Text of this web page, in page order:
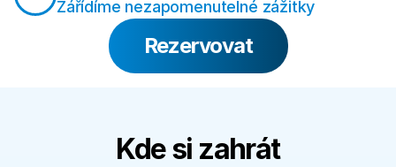
Zářídíme nezapomenutelné zážitky
Rezervovat
Kde si zahrát